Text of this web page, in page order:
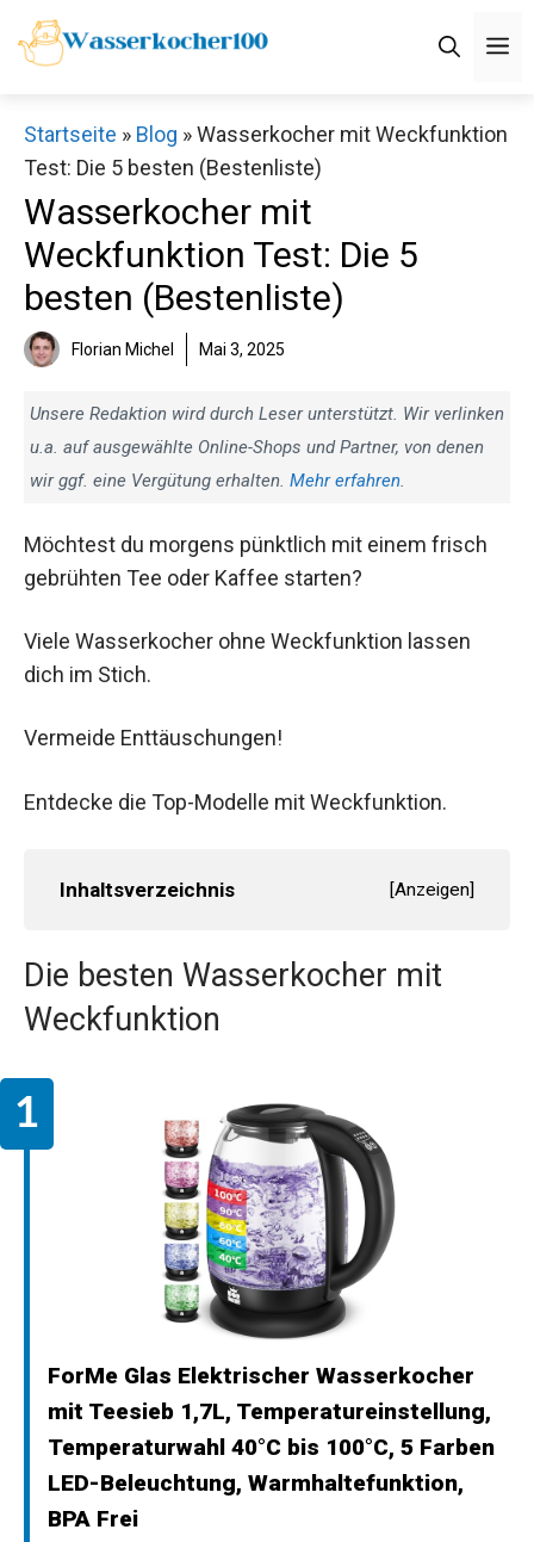
Zum
Inhalt
Startseite » Blog »Wasserkocher mit Weckfunktion
Test: Die 5 besten (Bestenliste)
Wasserkocher mit
Weckfunktion Test: Die 5
besten (Bestenliste)
Florian Michel Mai 3, 2025
Unsere Redaktion wird durch Leser unterstützt. Wir verlinken
u.a. auf ausgewählte Online-Shops und Partner, von denen
wir ggf. eine Vergütung erhalten. Mehr erfahren.
Möchtest du morgens pünktlich mit einem frisch
gebrühten Tee oder Kaffee starten?
Viele Wasserkocher ohne Weckfunktion lassen
dich im Stich.
Vermeide Enttäuschungen!
Entdecke die Top-Modelle mit Weckfunktion.
Inhaltsverzeichnis [Anzeigen]
Die besten Wasserkocher mit
Weckfunktion
ForMe Glas Elektrischer Wasserkocher
mit Teesieb 1,7L, Temperatureinstellung,
Temperaturwahl 40°C bis 100°C, 5 Farben
LED-Beleuchtung, Warmhaltefunktion,
BPA Frei